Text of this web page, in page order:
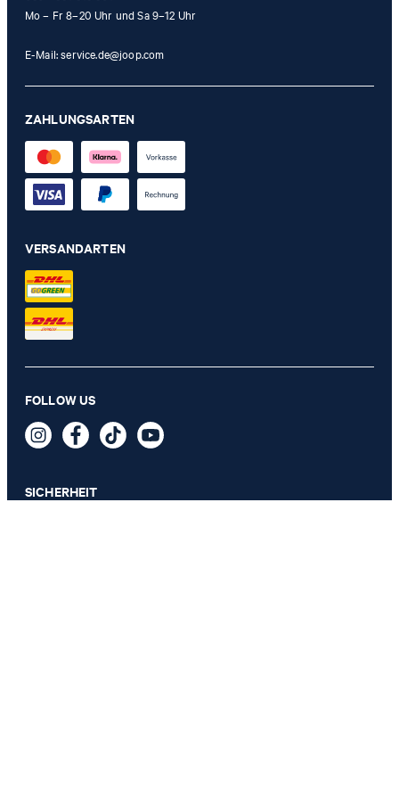
Geldbörse Cardona Minos in Schwarz
99,95 €
inkl. MwSt
Mo – Fr 8–20 Uhr und Sa 9–12 Uhr
E-Mail:service.de@joop.com
ZAHLUNGSARTEN
VERSANDARTEN
FOLLOW US
SICHERHEIT